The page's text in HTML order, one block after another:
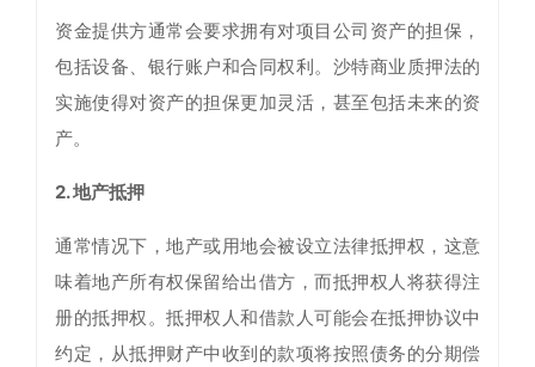
资金提供方通常会要求拥有对项目公司资产的担保，
包括设备、银行账户和合同权利。沙特商业质押法的
实施使得对资产的担保更加灵活，甚至包括未来的资
产。
2. 地产抵押
通常情况下，地产或用地会被设立法律抵押权，这意
味着地产所有权保留给出借方，而抵押权人将获得注
册的抵押权。抵押权人和借款人可能会在抵押协议中
约定，从抵押财产中收到的款项将按照债务的分期偿